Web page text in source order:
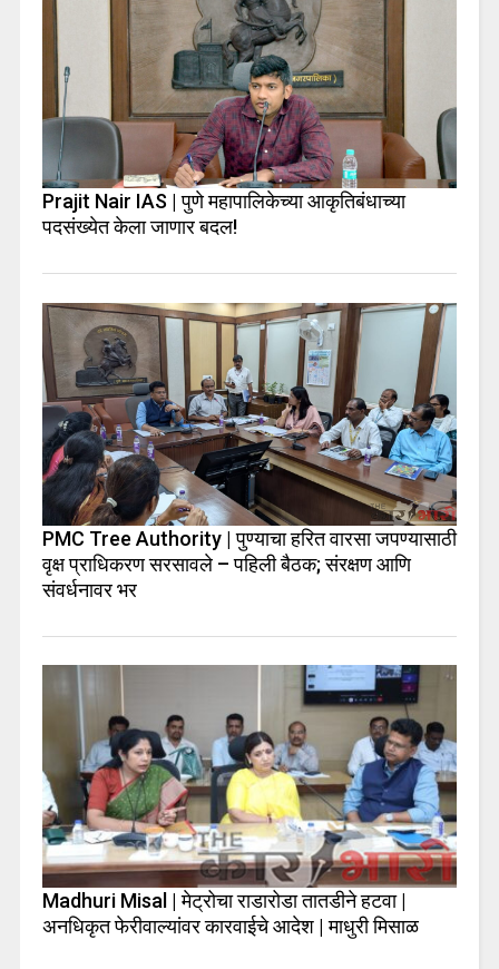
Prajit Nair IAS | पुणे महापालिकेच्या आकृतिबंधाच्या
पदसंख्येत केला जाणार बदल!
PMC Tree Authority | पुण्याचा हरित वारसा जपण्यासाठी
वृक्ष प्राधिकरण सरसावले – पहिली बैठक; संरक्षण आणि
संवर्धनावर भर
Madhuri Misal | मेट्रोचा राडारोडा तातडीने हटवा |
अनधिकृत फेरीवाल्यांवर कारवाईचे आदेश | माधुरी मिसाळ